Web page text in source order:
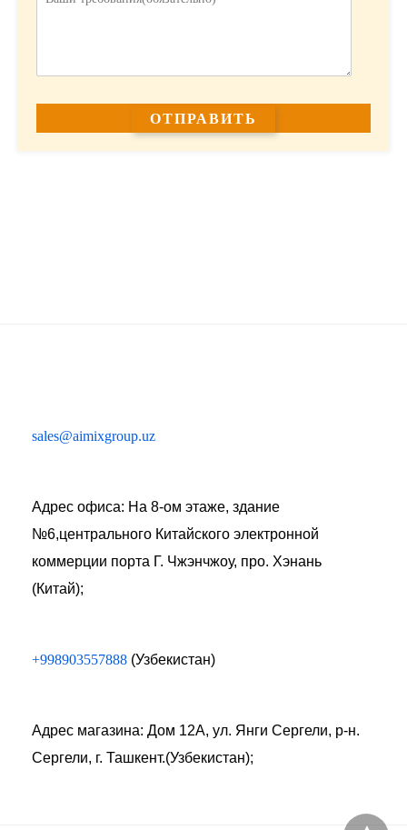
sales@aimixgroup.uz
Адрес офиса: На 8-ом этаже, здание
№6,центрального Китайского электронной
коммерции порта Г. Чжэнчжоу, про. Хэнань
(Китай);
+998903557888 (Узбекистан)
Адрес магазина: Дом 12А, ул. Янги Сергели, р-н.
Сергели, г. Ташкент.(Узбекистан);